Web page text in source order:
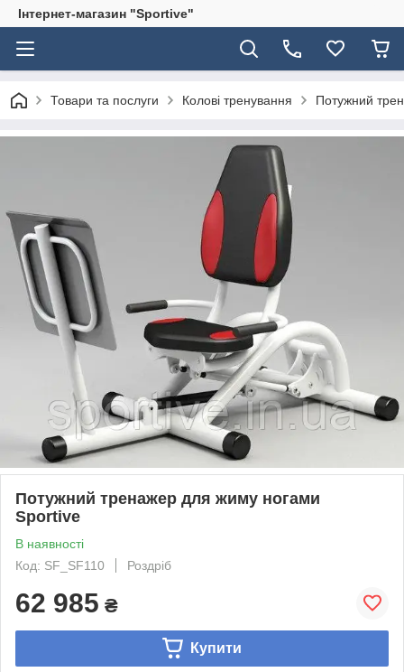
Інтернет-магазин "Sportive"
Товари та послуги Колові тренування Потужний
Потужний тренажер для жиму ногами
Sportive
В наявності
Код: SF_SF110
Роздріб
62 985 ₴
Купити